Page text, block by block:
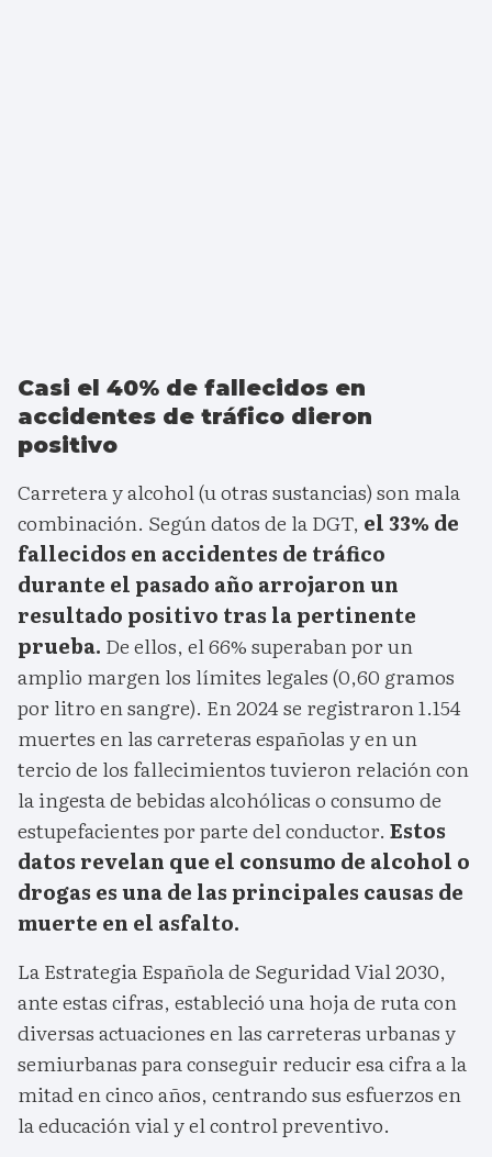
Casi el 40% de fallecidos en
accidentes de tráfico dieron
positivo
Carretera y alcohol (u otras sustancias) son mala
combinación. Según datos de la DGT, el 33% de
fallecidos en accidentes de tráfico
durante el pasado año arrojaron un
resultado positivo tras la pertinente
prueba. De ellos, el 66% superaban por un
amplio margen los límites legales (0,60 gramos
por litro en sangre). En 2024 se registraron 1.154
muertes en las carreteras españolas y en un
tercio de los fallecimientos tuvieron relación con
la ingesta de bebidas alcohólicas o consumo de
estupefacientes por parte del conductor. Estos
datos revelan que el consumo de alcohol o
drogas es una de las principales causas de
muerte en el asfalto.
La Estrategia Española de Seguridad Vial 2030,
ante estas cifras, estableció una hoja de ruta con
diversas actuaciones en las carreteras urbanas y
semiurbanas para conseguir reducir esa cifra a la
mitad en cinco años, centrando sus esfuerzos en
la educación vial y el control preventivo.